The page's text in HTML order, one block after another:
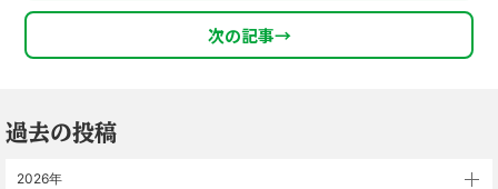
次の記事→
過去の投稿
2026年